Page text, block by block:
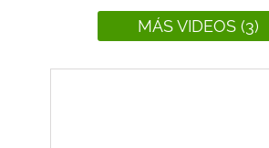
MÁS VIDEOS (3)